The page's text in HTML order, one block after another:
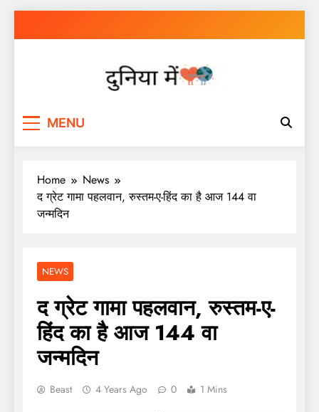
to
MENU
Home
News
द ग्रेट गामा पहलवान, रुस्तम-ए-हिंद का है आज 144 वा
जन्मदिन
NEWS
द ग्रेट गामा पहलवान, रुस्तम-ए-
हिंद का है आज 144 वा
जन्मदिन
Beast 4 Years Ago 0 1 Mins